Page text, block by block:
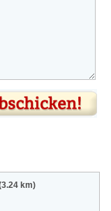
km)